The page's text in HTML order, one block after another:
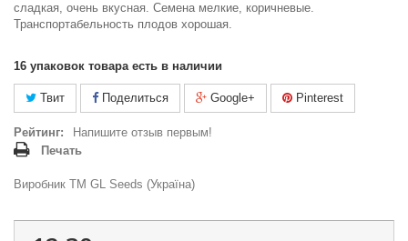
сладкая, очень вкусная. Семена мелкие, коричневые.
Транспортабельность плодов хорошая.
16 упаковок товара есть в наличии
Твит Поделиться Google+ Pinterest
Рейтинг:
Напишите отзыв первым!
Печать
Виробник ТМ GL Seeds (Україна)